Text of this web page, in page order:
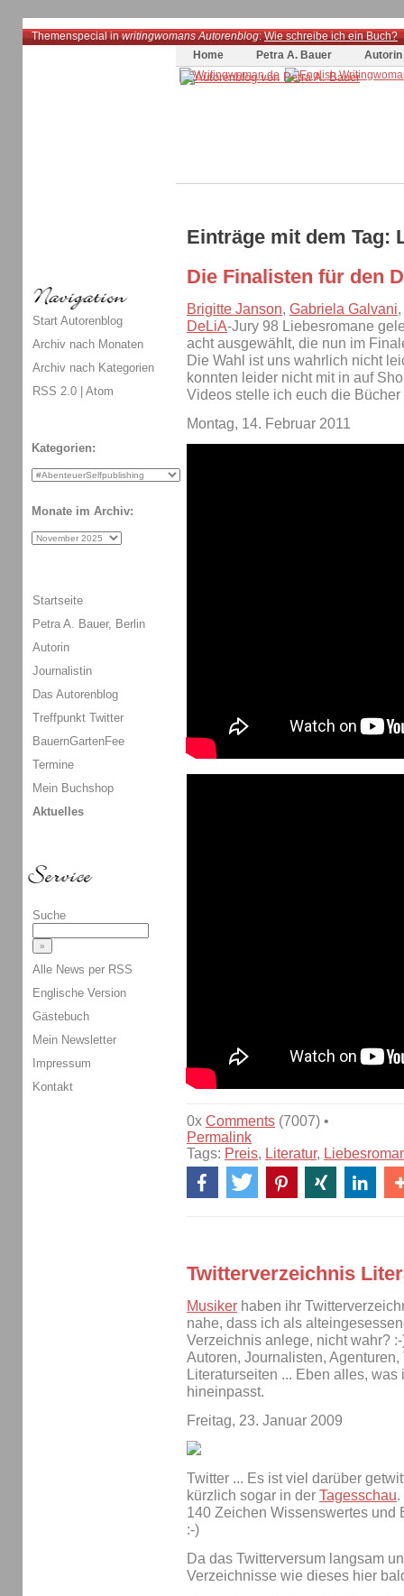
Themenspecial inwritingwomans Autorenblog:Wie schreibe ich ein Buch?
Home
Petra A. Bauer Autorin
Einträge mit dem Tag:
Die Finalisten für den
Brigitte Janson, Gabriela Galvani,
DeLiA-Jury 98 Liebesromane
acht ausgewählt, die nun im
Die Wahl ist uns wahrlich nicht
konnten leider nicht mit in auf
Videos stelle ich euch die
Montag, 14. Februar 2011
0x Comments (7007) •
Permalink
Tags: Preis, Literatur,
Twitterverzeichnis
Musiker haben ihr
nahe, dass ich als
Verzeichnis anlege, nicht wahr?
Autoren, Journalisten,
Literaturseiten ... Eben alles,
hineinpasst.
Freitag, 23. Januar 2009
Twitter ... Es ist viel darüber
kürzlich sogar in der Tagesschau.
140 Zeichen Wissenswertes und
:-)
Da das Twitterversum langsam
Verzeichnisse wie dieses hier
Start Autorenblog
Archiv nach Monaten
Archiv nach Kategorien
RSS 2.0 | Atom
Kategorien:
Monate im Archiv:
Startseite
Petra A. Bauer, Berlin
Autorin
Journalistin
Das Autorenblog
Treffpunkt Twitter
BauernGartenFee
Termine
Mein Buchshop
Aktuelles
Suche
Alle News per RSS
Englische Version
Gästebuch
Mein Newsletter
Impressum
Kontakt